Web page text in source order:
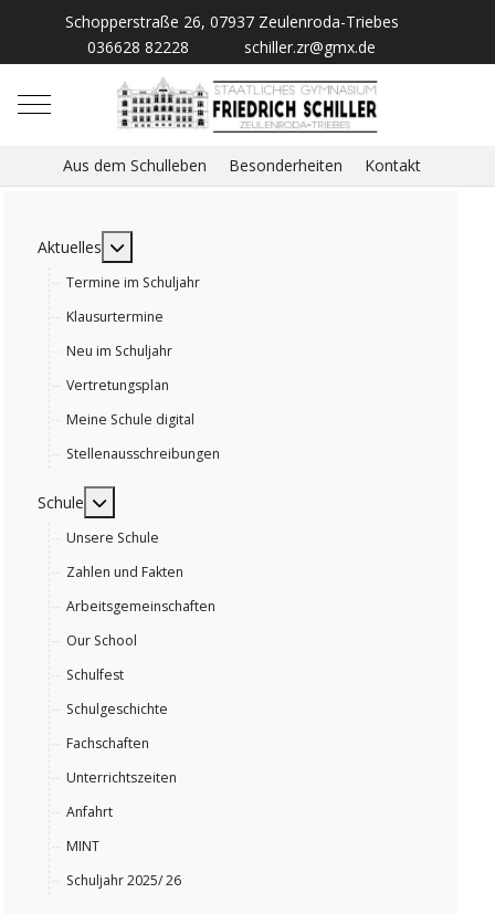
Schopperstraße 26, 07937 Zeulenroda-Triebes
036628 82228
schiller.zr@gmx.de
Mobile Menu Toggle
Aus dem Schulleben Besonderheiten Kontakt
Aktuelles MOD_MENU_TOGGLE_SUBMENU_LABEL
Termine im Schuljahr
Klausurtermine
Neu im Schuljahr
Vertretungsplan
Meine Schule digital
Stellenausschreibungen
Schule MOD_MENU_TOGGLE_SUBMENU_LABEL
Unsere Schule
Zahlen und Fakten
Arbeitsgemeinschaften
Our School
Schulfest
Schulgeschichte
Fachschaften
Unterrichtszeiten
Anfahrt
MINT
Schuljahr 2025/ 26